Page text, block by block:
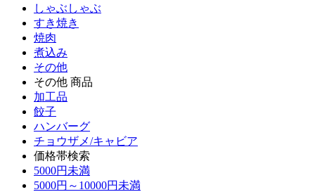
しゃぶしゃぶ
すき焼き
焼肉
煮込み
その他
その他 商品
加工品
餃子
ハンバーグ
チョウザメ/キャビア
価格帯検索
5000円未満
5000円～10000円未満